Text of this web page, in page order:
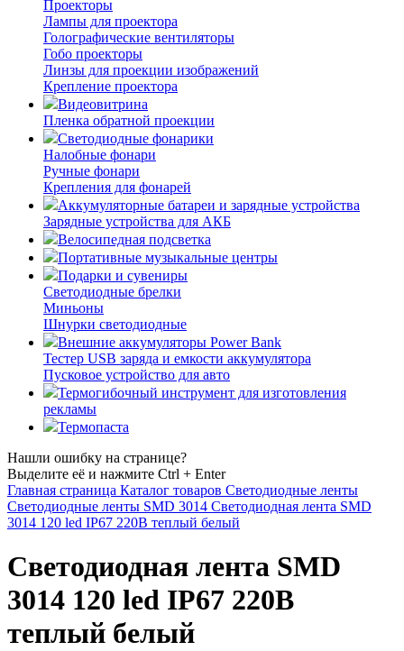
Проекторы
Лампы для проектора
Голографические вентиляторы
Гобо проекторы
Линзы для проекции изображений
Крепление проектора
Видеовитрина
Пленка обратной проекции
Светодиодные фонарики
Налобные фонари
Ручные фонари
Крепления для фонарей
Аккумуляторные батареи и зарядные устройства
Зарядные устройства для АКБ
Велосипедная подсветка
Портативные музыкальные центры
Подарки и сувениры
Светодиодные брелки
Миньоны
Шнурки светодиодные
Внешние аккумуляторы Power Bank
Тестер USB заряда и емкости аккумулятора
Пусковое устройство для авто
Термогибочный инструмент для изготовления
рекламы
Термопаста
Нашли ошибку на странице?
Выделите её и нажмите Ctrl + Enter
Главная страница Каталог товаров Светодиодные ленты
Светодиодные ленты SMD 3014 Светодиодная лента SMD
3014 120 led IP67 220В теплый белый
Светодиодная лента SMD
3014 120 led IP67 220В
теплый белый